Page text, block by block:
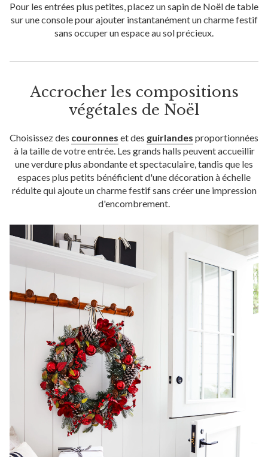
Pour les entrées plus petites, placez un sapin de Noël de table
sur une console pour ajouter instantanément un charme festif
sans occuper un espace au sol précieux.
Accrocher les compositions
végétales de Noël
Choisissez des couronnes et des guirlandes proportionnées
à la taille de votre entrée. Les grands halls peuvent accueillir
une verdure plus abondante et spectaculaire, tandis que les
espaces plus petits bénéficient d'une décoration à échelle
réduite qui ajoute un charme festif sans créer une impression
d'encombrement.